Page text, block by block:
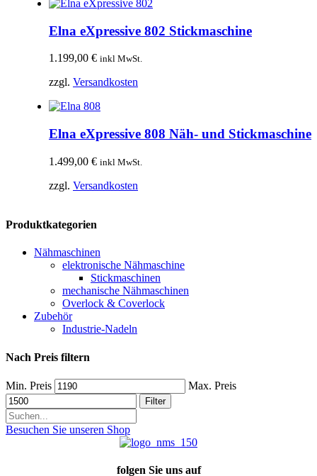
Elna eXpressive 802 Stickmaschine
1.199,00 € inkl MwSt.
zzgl. Versandkosten
Elna eXpressive 808 Näh- und Stickmaschine
1.499,00 € inkl MwSt.
zzgl. Versandkosten
Produktkategorien
Nähmaschinen
elektronische Nähmaschine
Stickmaschinen
mechanische Nähmaschinen
Overlock & Coverlock
Zubehör
Industrie-Nadeln
Nach Preis filtern
Min. Preis Max. Preis
Filter
Besuchen Sie unseren Shop
folgen Sie uns auf